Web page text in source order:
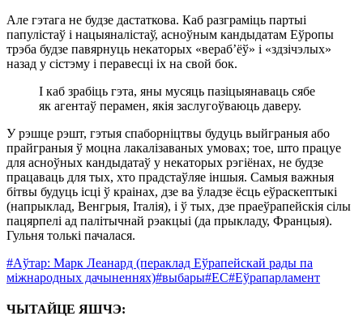
Але гэтага не будзе дастаткова. Каб разграміць партыі
папулістаў і нацыяналістаў, асноўным кандыдатам Еўропы
трэба будзе павярнуць некаторых «вераб’ёў» і «здзічэлых»
назад у сістэму і перавесці іх на свой бок.
І каб зрабіць гэта, яны мусяць пазіцыянаваць сябе
як агентаў перамен, якія заслугоўваюць даверу.
У рэшце рэшт, гэтыя спаборніцтвы будуць выйграныя або
прайграныя ў моцна лакалізаваных умовах; тое, што працуе
для асноўных кандыдатаў у некаторых рэгіёнах, не будзе
працаваць для тых, хто прадстаўляе іншыя. Самыя важныя
бітвы будуць ісці ў краінах, дзе ва ўладзе ёсць еўраскептыкі
(напрыклад, Венгрыя, Італія), і ў тых, дзе праеўрапейскія сілы
пацярпелі ад палітычнай рэакцыі (да прыкладу, Францыя).
Гульня толькі пачалася.
#Аўтар: Марк Леанард (пераклад Еўрапейскай рады па
міжнародных дачыненнях)#выбары#ЕС#Еўрапарламент
ЧЫТАЙЦЕ ЯШЧЭ: